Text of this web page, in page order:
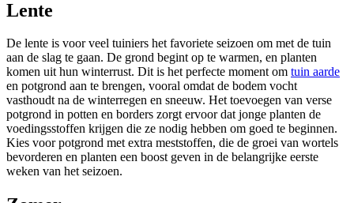
Lente
De lente is voor veel tuiniers het favoriete seizoen om met de tuin
aan de slag te gaan. De grond begint op te warmen, en planten
komen uit hun winterrust. Dit is het perfecte moment om tuin aarde
en potgrond aan te brengen, vooral omdat de bodem vocht
vasthoudt na de winterregen en sneeuw. Het toevoegen van verse
potgrond in potten en borders zorgt ervoor dat jonge planten de
voedingsstoffen krijgen die ze nodig hebben om goed te beginnen.
Kies voor potgrond met extra meststoffen, die de groei van wortels
bevorderen en planten een boost geven in de belangrijke eerste
weken van het seizoen.